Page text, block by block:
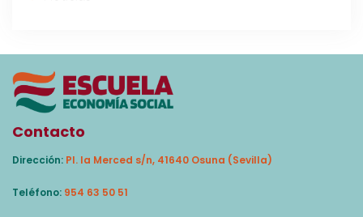
Contacto
Dirección: Pl. la Merced s/n, 41640 Osuna (Sevilla)
Teléfono: 954 63 50 51